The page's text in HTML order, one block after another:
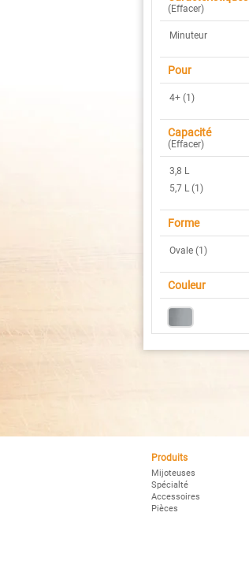
(Effacer)
Minuteur
Pour
4+ (1)
Capacité
(Effacer)
3,8 L
5,7 L (1)
Forme
Ovale (1)
Couleur
Produits
Mijoteuses
Spécialté
Accessoires
Pièces